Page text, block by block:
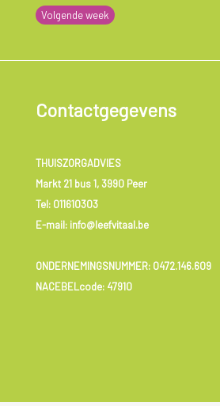
Volgende week
Contactgegevens
THUISZORGADVIES
Markt 21 bus 1, 3990 Peer
Tel: 011610303
E-mail: info@leefvitaal.be
ONDERNEMINGSNUMMER: 0472.146.609
NACEBELcode: 47910